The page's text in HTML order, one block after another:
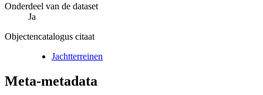
Onderdeel van de dataset
Ja
Objectencatalogus citaat
Jachtterreinen
Meta-metadata